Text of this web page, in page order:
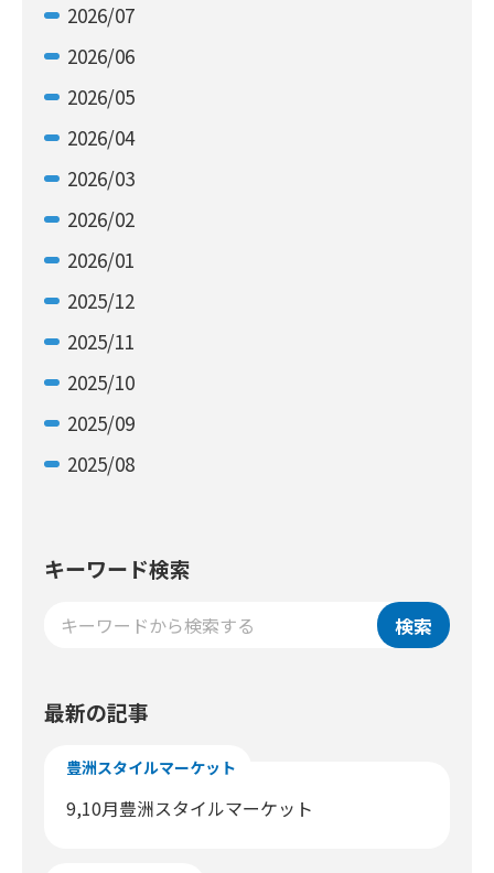
2026/07
2026/06
2026/05
2026/04
2026/03
2026/02
2026/01
2025/12
2025/11
2025/10
2025/09
2025/08
キーワード検索
検索
最新の記事
豊洲スタイルマーケット
9,10月豊洲スタイルマーケット